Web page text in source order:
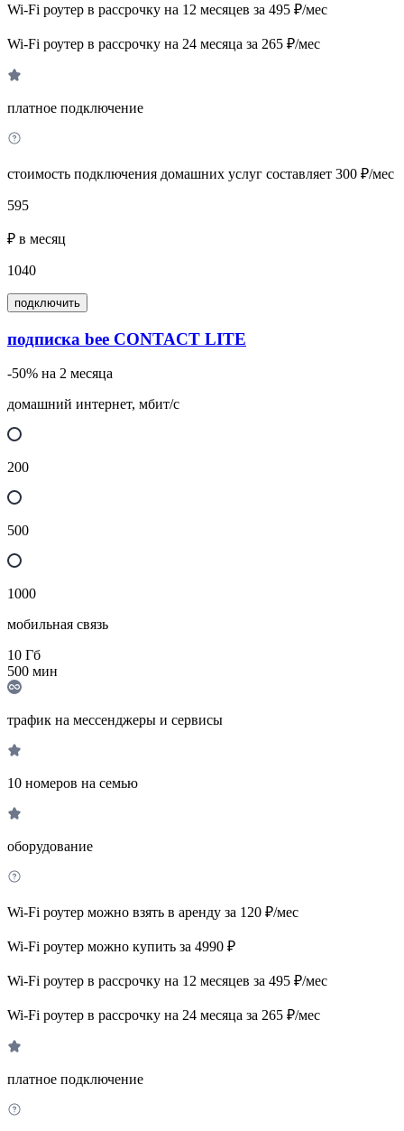
Wi-Fi роутер в рассрочку на 12 месяцев за 495 ₽/мес
Wi-Fi роутер в рассрочку на 24 месяца за 265 ₽/мес
платное подключение
стоимость подключения домашних услуг составляет 300 ₽/мес
595
₽ в месяц
1040
подключить
подписка bee CONTACT LITE
-50% на 2 месяца
домашний интернет, мбит/с
200
500
1000
мобильная связь
10 Гб
500 мин
трафик на мессенджеры и сервисы
10 номеров на семью
оборудование
Wi-Fi роутер можно взять в аренду за 120 ₽/мес
Wi-Fi роутер можно купить за 4990 ₽
Wi-Fi роутер в рассрочку на 12 месяцев за 495 ₽/мес
Wi-Fi роутер в рассрочку на 24 месяца за 265 ₽/мес
платное подключение